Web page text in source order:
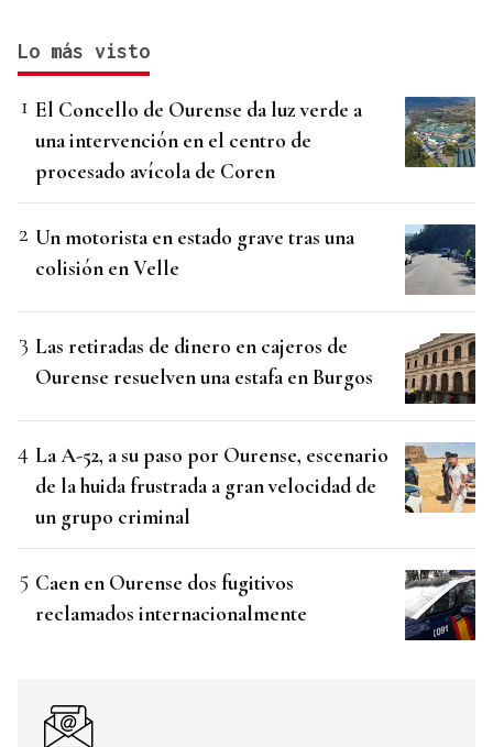
Lo más visto
El Concello de Ourense da luz verde a
una intervención en el centro de
procesado avícola de Coren
Un motorista en estado grave tras una
colisión en Velle
Las retiradas de dinero en cajeros de
Ourense resuelven una estafa en Burgos
La A-52, a su paso por Ourense, escenario
de la huida frustrada a gran velocidad de
un grupo criminal
Caen en Ourense dos fugitivos
reclamados internacionalmente